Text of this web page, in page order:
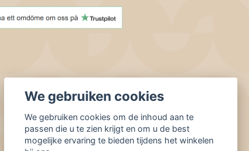
We gebruiken cookies
We gebruiken cookies om de inhoud aan te
passen die u te zien krijgt en om u de best
mogelijke ervaring te bieden tijdens het winkelen